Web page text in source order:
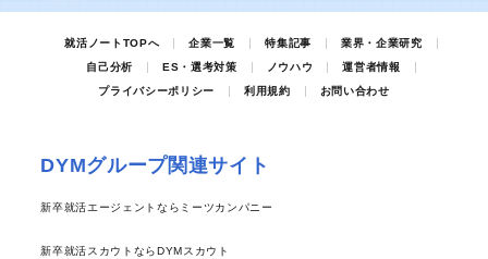
就活ノートTOPへ 企業一覧 特集記事
業界・企業研究
自己分析
ES・選考対策 ノウハウ
運営者情報
プライバシーポリシー
利用規約 お問い合わせ
DYMグループ関連サイト
新卒就活エージェントならミーツカンパニー
新卒就活スカウトならDYMスカウト